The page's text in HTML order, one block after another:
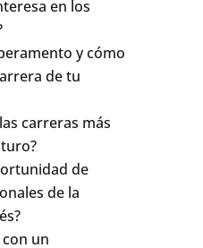
en los
y cómo
de tu
carreras más
de
de la
un